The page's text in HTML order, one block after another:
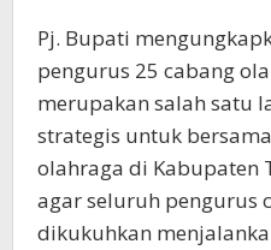
Pj. Bupati
pengurus 25 cabang
merupakan salah satu
strategis untuk
olahraga di Kabupaten
agar seluruh pengurus
dikukuhkan